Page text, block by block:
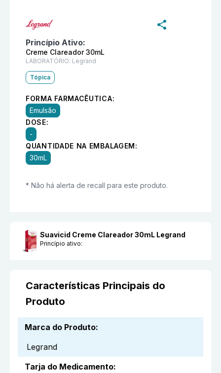
Princípio Ativo:
Creme Clareador 30mL
LABORATÓRIO: Legrand
Tópica
FORMA FARMACÊUTICA:
Emulsão
DOSE:
-
QUANTIDADE NA EMBALAGEM:
30mL
* Não há alerta de recall para este produto.
Suavicid Creme Clareador 30mL Legrand
Princípio ativo:
Características Principais do
Produto
Marca do Produto:
Legrand
Tarja do Medicamento: